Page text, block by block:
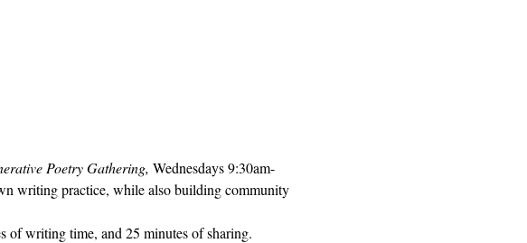
Poetry Gathering, Wednesdays 9:30am-
writing practice, while also building community
writing time, and 25 minutes of sharing.